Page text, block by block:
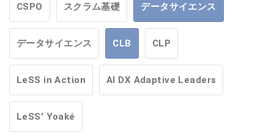
CSPO スクラム基礎 データサイエンス
データサイエンス CLB CLP
LeSS in Action AI DX Adaptive Leaders
LeSS' Yoaké